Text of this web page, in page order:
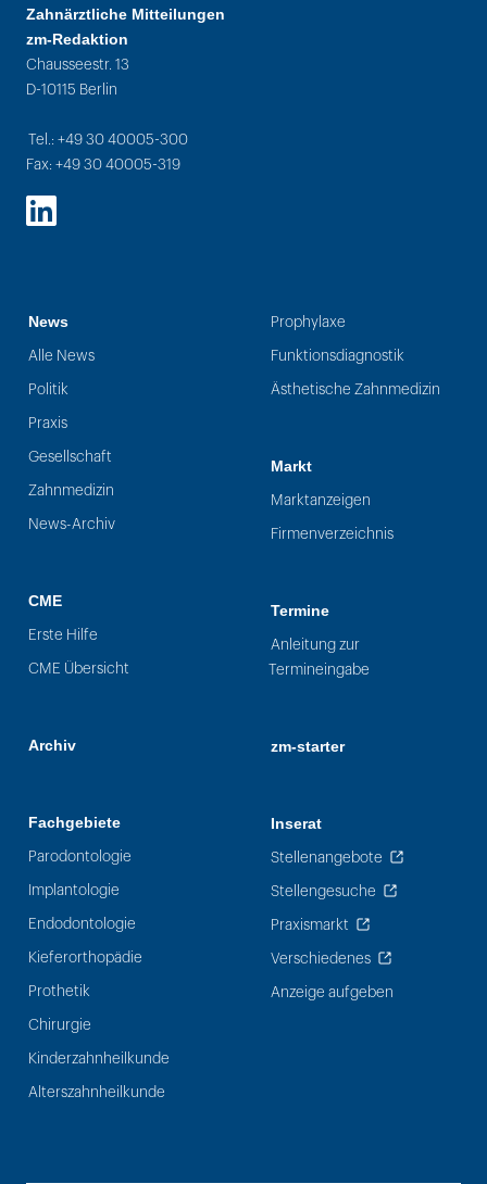
Zahnärztliche Mitteilungen
zm-Redaktion
Chausseestr. 13
D-10115 Berlin
Tel.: +49 30 40005-300
Fax: +49 30 40005-319
LinkedIn
News
Alle News
Politik
Praxis
Gesellschaft
Zahnmedizin
News-Archiv
CME
Erste Hilfe
CME Übersicht
Archiv
Fachgebiete
Parodontologie
Implantologie
Endodontologie
Kieferorthopädie
Prothetik
Chirurgie
Kinderzahnheilkunde
Alterszahnheilkunde
Prophylaxe
Funktionsdiagnostik
Ästhetische Zahnmedizin
Markt
Marktanzeigen
Firmenverzeichnis
Termine
Anleitung zur
Termineingabe
zm-starter
Inserat
Stellenangebote
Stellengesuche
Praxismarkt
Verschiedenes
Anzeige aufgeben